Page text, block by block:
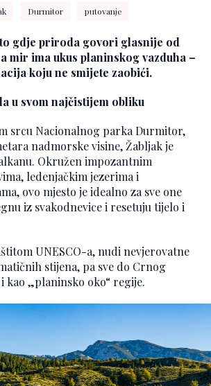
Durmitor putovanje
gdje priroda govori glasnije od
mir ima ukus planinskog vazduha –
koju ne smijete zaobići.
u svom najčistijem obliku
srcu Nacionalnog parka Durmitor,
nadmorske visine, Žabljak je
Okružen impozantnim
ledenjačkim jezerima i
ovo mjesto je idealno za sve one
iz svakodnevice i resetuju tijelo i
UNESCO-a, nudi nevjerovatne
stijena, pa sve do Crnog
kao „planinsko oko“ regije.